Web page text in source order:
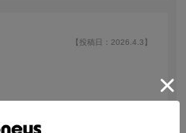
【投稿日：2026.4.3】